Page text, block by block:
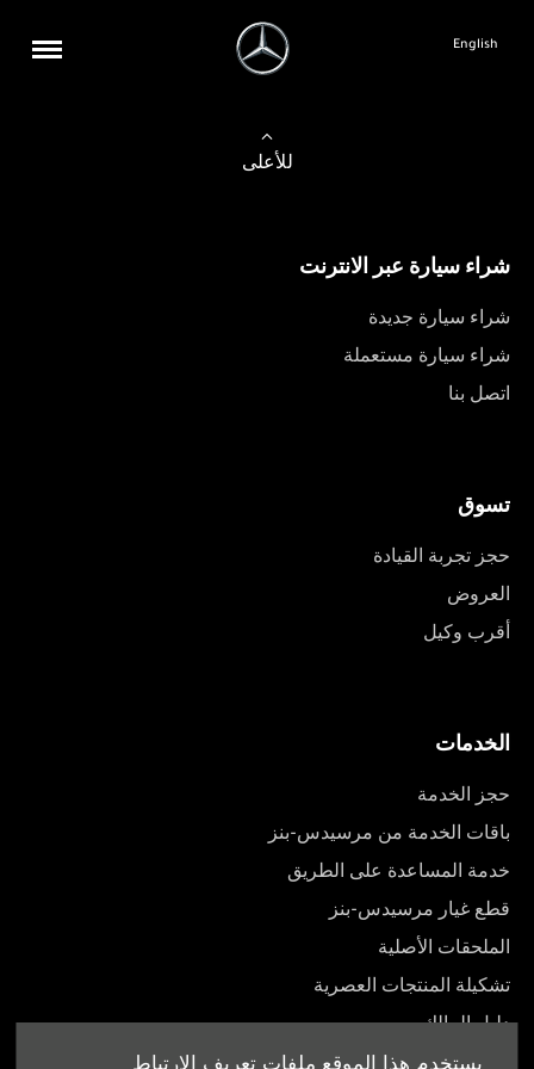
يستخدم هذا الموقع ملفات تعريف الارتباط
English
للأعلى
شراء سيارة عبر الانترنت
شراء سيارة جديدة
شراء سيارة مستعملة
اتصل بنا
تسوق
حجز تجربة القيادة
العروض
أقرب وكيل
الخدمات
حجز الخدمة
باقات الخدمة من مرسيدس-بنز
خدمة المساعدة على الطريق
قطع غيار مرسيدس-بنز
الملحقات الأصلية
تشكيلة المنتجات العصرية
دليل المالك